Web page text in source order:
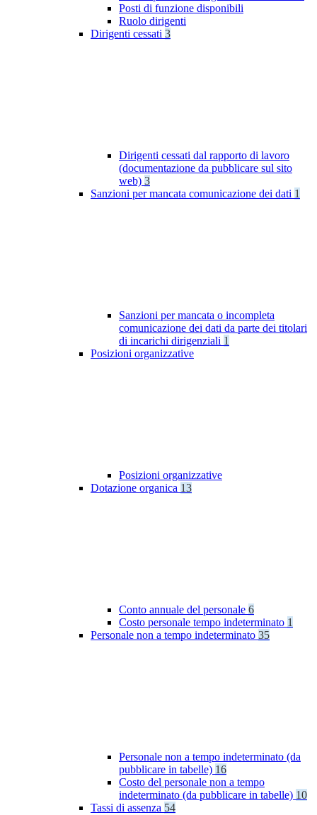
Posti di funzione disponibili
Ruolo dirigenti
Dirigenti cessati 3
Dirigenti cessati dal rapporto di lavoro
(documentazione da pubblicare sul sito
web) 3
Sanzioni per mancata comunicazione dei dati 1
Sanzioni per mancata o incompleta
comunicazione dei dati da parte dei titolari
di incarichi dirigenziali 1
Posizioni organizzative
Posizioni organizzative
Dotazione organica 13
Conto annuale del personale 6
Costo personale tempo indeterminato 1
Personale non a tempo indeterminato 35
Personale non a tempo indeterminato (da
pubblicare in tabelle) 16
Costo del personale non a tempo
indeterminato (da pubblicare in tabelle) 10
Tassi di assenza 54